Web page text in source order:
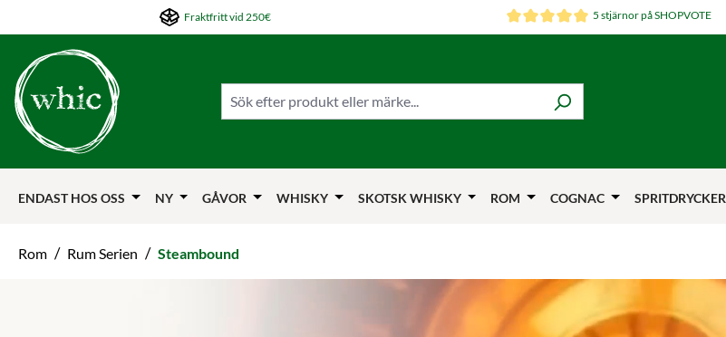
till huvudinnehållet
Hoppa till huvudnavigeringen
Fraktfritt vid 250€ 5 stjärnor på SHOPVOTE
ENDAST HOS OSS NY GÅVOR WHISKY SKOTSK WHISKY ROM COGNAC SPRITDRYCKER
Rom / Rum Serien / Steambound